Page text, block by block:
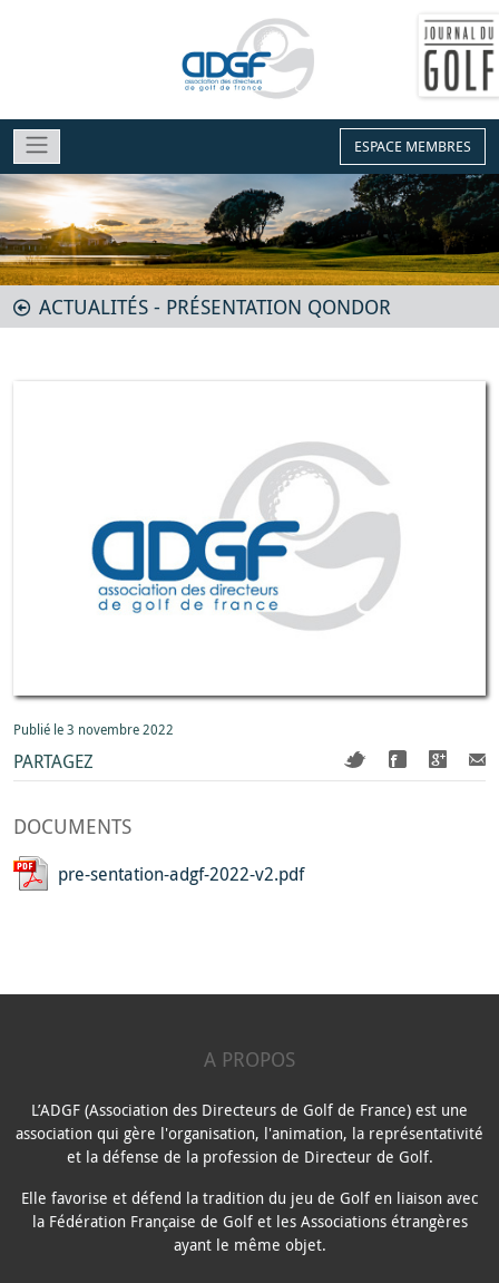
ESPACE MEMBRES
ACTUALITÉS - PRÉSENTATION QONDOR
Publié le 3 novembre 2022
PARTAGEZ
DOCUMENTS
pre-sentation-adgf-2022-v2.pdf
A PROPOS
L’ADGF (Association des Directeurs de Golf de France) est une
association qui gère l'organisation, l'animation, la représentativité
et la défense de la profession de Directeur de Golf.
Elle favorise et défend la tradition du jeu de Golf en liaison avec
la Fédération Française de Golf et les Associations étrangères
ayant le même objet.